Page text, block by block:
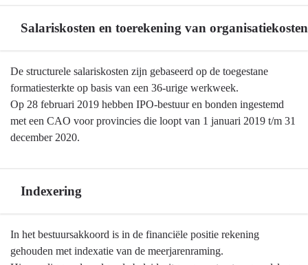
jaarstukkenSalariskosten en toerekening van organisatiekosten
Terug
naar
navigatie
Algemene
begroting
Salariskosten
De structurele salariskosten zijn gebaseerd op de toegestane
formatiesterkte op basis van een 36-urige werkweek.
Op 28 februari 2019 hebben IPO-bestuur en bonden ingestemd
met een CAO voor provincies die loopt van 1 januari 2019 t/m 31
december 2020.
Indexering
Terug
naar
In het bestuursakkoord is in de financiële positie rekening
gehouden met indexatie van de meerjarenraming.